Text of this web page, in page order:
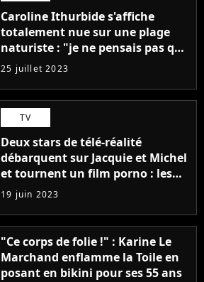
Caroline Ithurbide s'affiche
totalement nue sur une plage
naturiste : "je ne pensais pas que
j'arriverais à le faire..."
25 juillet 2023
TV
Deux stars de télé-réalité
débarquent sur Jacquie et Michel
et tournent un film porno : les
premières images du tournage
(exclu)
19 juin 2023
"Ce corps de folie !" : Karine Le
Marchand enflamme la Toile en
posant en bikini pour ses 55 ans